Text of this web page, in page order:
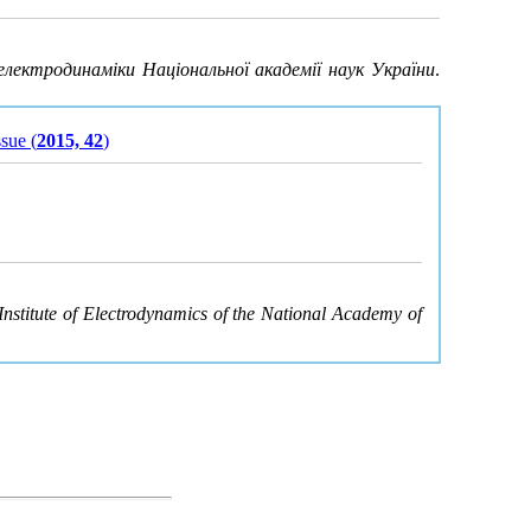
Національної академії наук України.
(2015, 42)
of Electrodynamics of the National Academy of